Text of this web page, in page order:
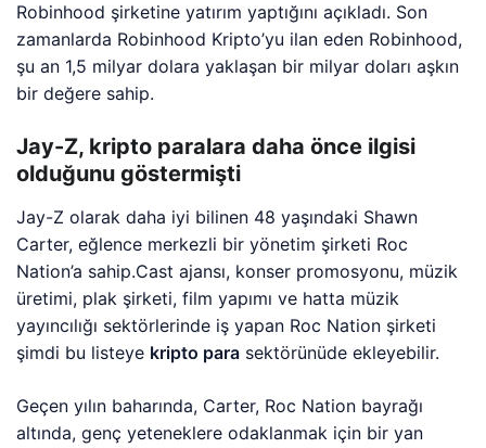
Robinhood şirketine yatırım yaptığını açıkladı. Son
zamanlarda Robinhood Kripto’yu ilan eden Robinhood,
şu an 1,5 milyar dolara yaklaşan bir milyar doları aşkın
bir değere sahip.
Jay-Z, kripto paralara daha önce ilgisi
olduğunu göstermişti
Jay-Z olarak daha iyi bilinen 48 yaşındaki Shawn
Carter, eğlence merkezli bir yönetim şirketi Roc
Nation’a sahip.Cast ajansı, konser promosyonu, müzik
üretimi, plak şirketi, film yapımı ve hatta müzik
yayıncılığı sektörlerinde iş yapan Roc Nation şirketi
şimdi bu listeye kripto para sektörünüde ekleyebilir.
Geçen yılın baharında, Carter, Roc Nation bayrağı
altında, genç yeteneklere odaklanmak için bir yan